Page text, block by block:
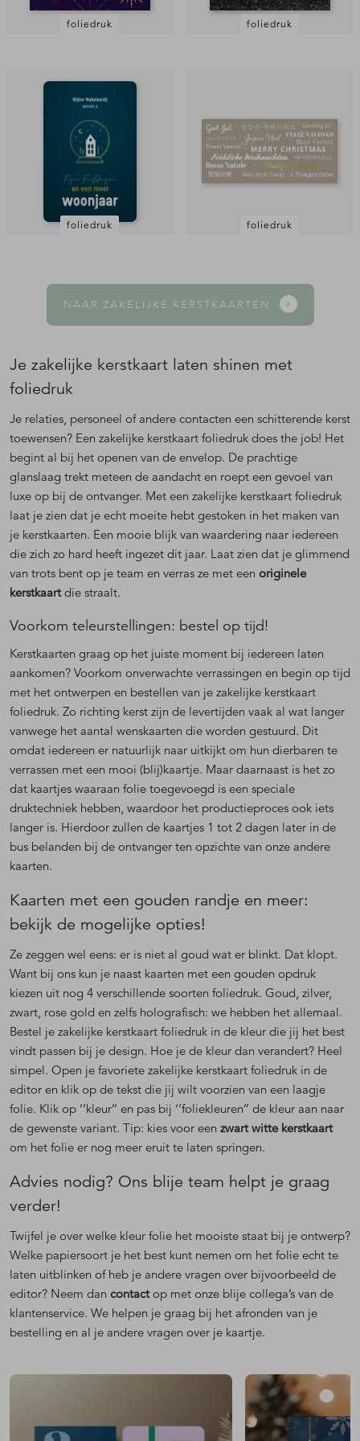
foliedruk foliedruk
foliedruk foliedruk
NAAR ZAKELIJKE KERSTKAARTEN
Je zakelijke kerstkaart laten shinen met
foliedruk
Je relaties, personeel of andere contacten een schitterende kerst
toewensen? Een zakelijke kerstkaart foliedruk does the job! Het
begint al bij het openen van de envelop. De prachtige
glanslaag trekt meteen de aandacht en roept een gevoel van
luxe op bij de ontvanger. Met een zakelijke kerstkaart foliedruk
laat je zien dat je echt moeite hebt gestoken in het maken van
je kerstkaarten. Een mooie blijk van waardering naar iedereen
die zich zo hard heeft ingezet dit jaar. Laat zien dat je glimmend
van trots bent op je team en verras ze met een originele
kerstkaartdie straalt.
Voorkom teleurstellingen: bestel op tijd!
Kerstkaarten graag op het juiste moment bij iedereen laten
aankomen? Voorkom onverwachte verrassingen en begin op tijd
met het ontwerpen en bestellen van je zakelijke kerstkaart
foliedruk. Zo richting kerst zijn de levertijden vaak al wat langer
vanwege het aantal wenskaarten die worden gestuurd. Dit
omdat iedereen er natuurlijk naar uitkijkt om hun dierbaren te
verrassen met een mooi (blij)kaartje. Maar daarnaast is het zo
dat kaartjes waaraan folie toegevoegd is een speciale
druktechniek hebben, waardoor het productieproces ook iets
langer is. Hierdoor zullen de kaartjes 1 tot 2 dagen later in de
bus belanden bij de ontvanger ten opzichte van onze andere
kaarten.
Kaarten met een gouden randje en meer:
bekijk de mogelijke opties!
Ze zeggen wel eens: er is niet al goud wat er blinkt. Dat klopt.
Want bij ons kun je naast kaarten met een gouden opdruk
kiezen uit nog 4 verschillende soorten foliedruk. Goud, zilver,
zwart, rose gold en zelfs holografisch: we hebben het allemaal.
Bestel je zakelijke kerstkaart foliedruk in de kleur die jij het best
vindt passen bij je design. Hoe je de kleur dan verandert? Heel
simpel. Open je favoriete zakelijke kerstkaart foliedruk in de
editor en klik op de tekst die jij wilt voorzien van een laagje
folie. Klik op ‘’kleur’’ en pas bij ‘’foliekleuren’’ de kleur aan naar
de gewenste variant. Tip: kies voor een zwart witte kerstkaart
om het folie er nog meer eruit te laten springen.
Advies nodig? Ons blije team helpt je graag
verder!
Twijfel je over welke kleur folie het mooiste staat bij je ontwerp?
Welke papiersoort je het best kunt nemen om het folie echt te
laten uitblinken of heb je andere vragen over bijvoorbeeld de
editor? Neem dan contactop met onze blije collega’s van de
klantenservice. We helpen je graag bij het afronden van je
bestelling en al je andere vragen over je kaartje.